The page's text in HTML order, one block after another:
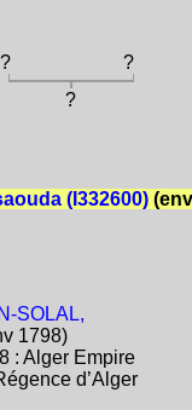
?
?
?
(I332600)(env
SOLAL,
1798)
: Alger Empire
d’Alger